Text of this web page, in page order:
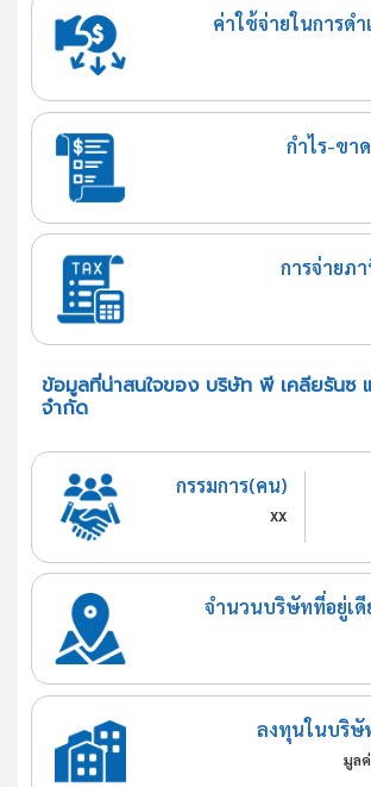
ค่าใช้จ่ายในการด
กำไร-ขา
การจ่ายภ
ข้อมูลที่น่าสนใจของ บริษัท พี เคลียรันซ
จำกัด
กรรมการ(คน)
xx
จำนวนบริษัทที่อยู่เ
ลงทุนในบริษั
มูล